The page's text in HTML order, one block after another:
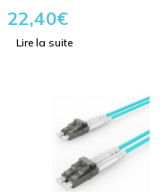
22,40€
Lire la suite